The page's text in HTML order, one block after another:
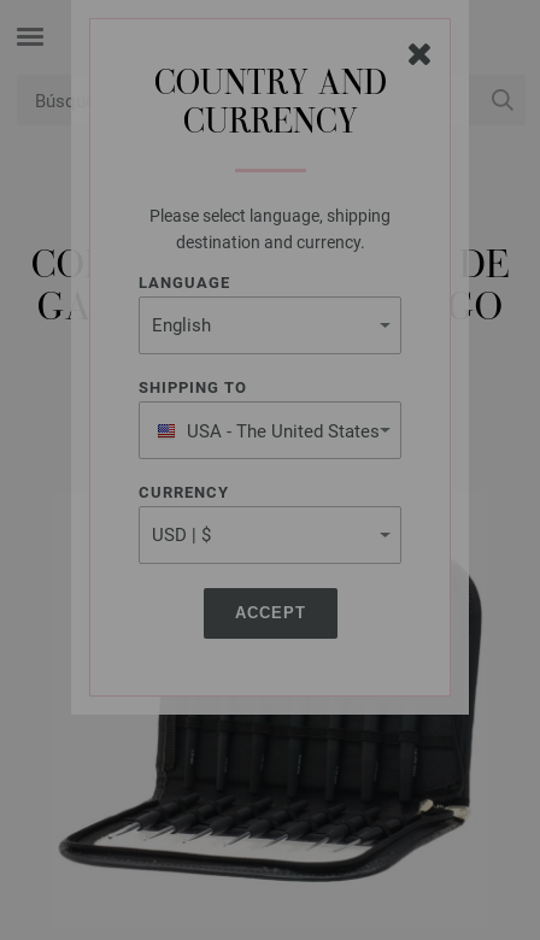
COUNTRY AND
CURRENCY
Please select language, shipping
destination and currency.
LANGUAGE
SHIPPING TO
USA - The United States
of America
CURRENCY
ACCEPT
LANA GROSSA
CONJUNTO DE AGUJAS DE
GANCHILLO CON MANGO
SUAVE